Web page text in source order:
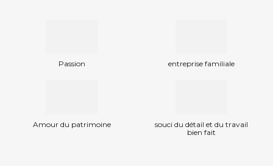
Passion entreprise familiale
Amour du patrimoine
souci du détail et du travail
bien fait